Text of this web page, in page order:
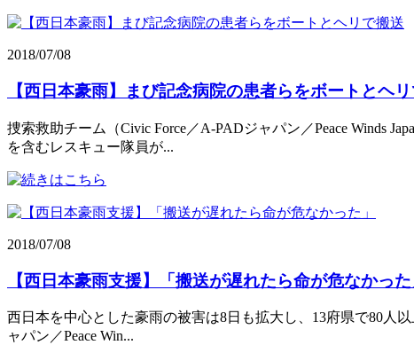
2018/07/08
【西日本豪雨】まび記念病院の患者らをボートとヘ
捜索救助チーム（Civic Force／A-PADジャパン／Peace Winds
を含むレスキュー隊員が...
2018/07/08
【西日本豪雨支援】「搬送が遅れたら命が危なかった
西日本を中心とした豪雨の被害は8日も拡大し、13府県で80人
ャパン／Peace Win...